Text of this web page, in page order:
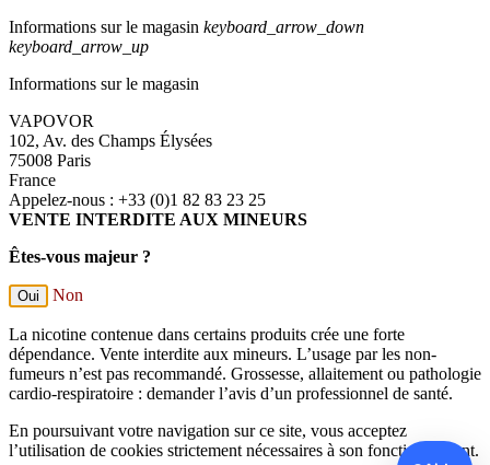
Informations sur le magasin keyboard_arrow_down
keyboard_arrow_up
Informations sur le magasin
VAPOVOR
102, Av. des Champs Élysées
75008 Paris
France
Appelez-nous : +33 (0)1 82 83 23 25
VENTE INTERDITE AUX MINEURS
Êtes-vous majeur ?
Oui Non
La nicotine contenue dans certains produits crée une forte
dépendance. Vente interdite aux mineurs. L’usage par les non-
fumeurs n’est pas recommandé. Grossesse, allaitement ou pathologie
cardio-respiratoire : demander l’avis d’un professionnel de santé.
En poursuivant votre navigation sur ce site, vous acceptez
l’utilisation de cookies strictement nécessaires à son fonctionnement.